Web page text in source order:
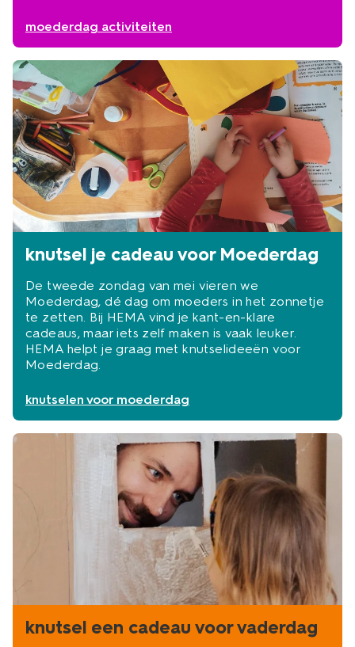
moederdag activiteiten
knutsel je cadeau voor Moederdag
De tweede zondag van mei vieren we
Moederdag, dé dag om moeders in het zonnetje
te zetten. Bij HEMA vind je kant-en-klare
cadeaus, maar iets zelf maken is vaak leuker.
HEMA helpt je graag met knutselideeën voor
Moederdag.
knutselen voor moederdag
knutsel een cadeau voor vaderdag